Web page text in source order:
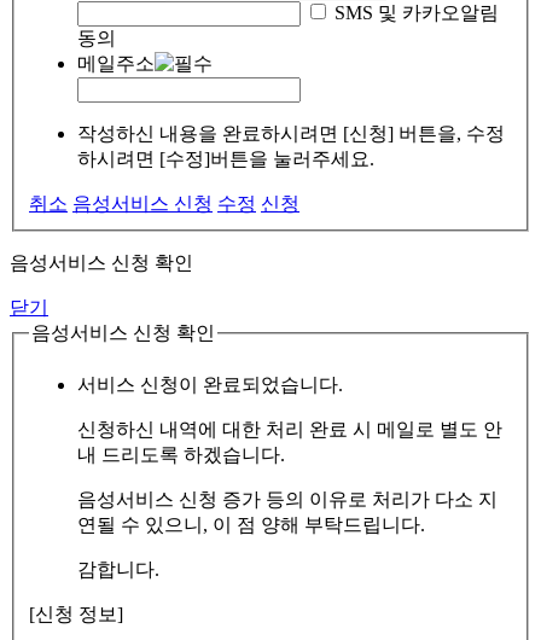
SMS 및 카카오알림
동의
메일주소
작성하신 내용을 완료하시려면 [신청] 버튼을, 수정
하시려면 [수정]버튼을 눌러주세요.
취소 음성서비스 신청 수정 신청
음성서비스 신청 확인
닫기
음성서비스 신청 확인
서비스 신청이 완료되었습니다.
신청하신 내역에 대한 처리 완료 시 메일로 별도 안
내 드리도록 하겠습니다.
음성서비스 신청 증가 등의 이유로 처리가 다소 지
연될 수 있으니, 이 점 양해 부탁드립니다.
감합니다.
[신청 정보]